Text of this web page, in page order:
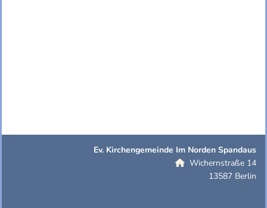
Ev. Kirchengemeinde Im Norden Spandaus
 Wichernstraße 14
13587 Berlin